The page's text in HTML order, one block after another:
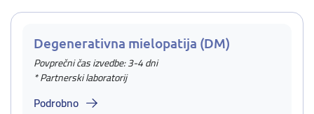
Degenerativna mielopatija (DM)
Povprečni čas izvedbe: 3-4 dni
* Partnerski laboratorij
Podrobno